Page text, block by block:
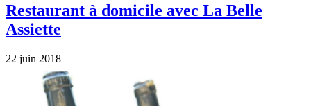
Restaurant à domicile avec La Belle
Assiette
22 juin 2018